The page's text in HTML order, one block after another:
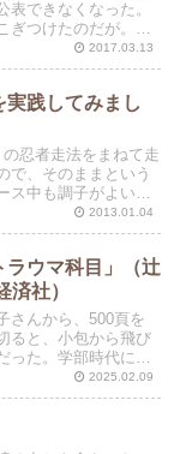
できなくなった。
つけたのだが。
ント橋本環...2017.03.13
践してみまし
忍者走法をまねて走
で、そのままという
中も調子がよいと
着地して... 2013.01.04
ラウマ科目」（辻
社）
さんから、500頁を
ると、小包から飛び
た。学部時代に、
学」であ... 2025.02.09